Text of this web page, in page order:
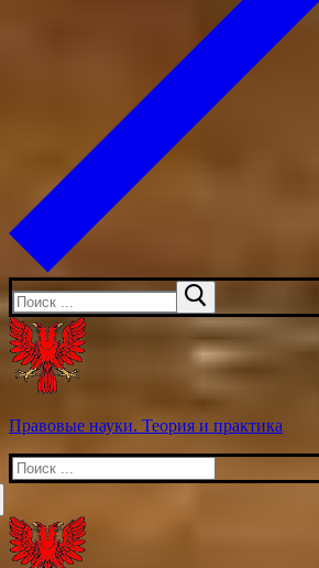
Искать:
Правовые науки. Теория и практика
Искать: